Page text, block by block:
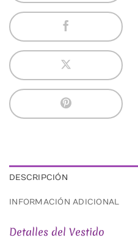
DESCRIPCIÓN
INFORMACIÓN ADICIONAL
Detalles del Vestido